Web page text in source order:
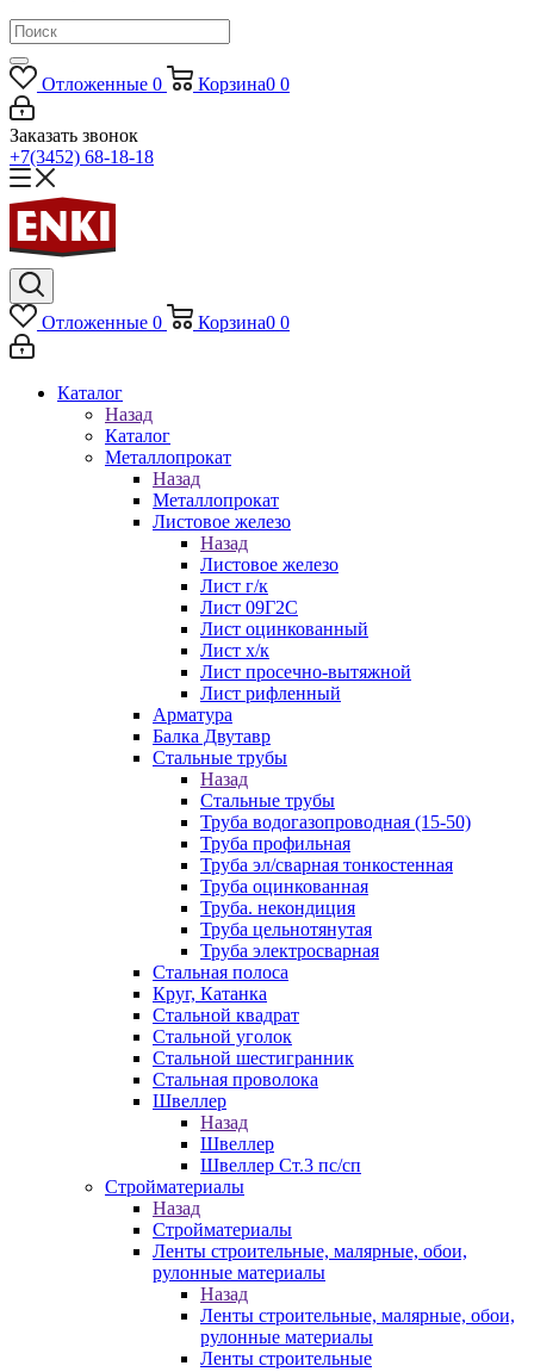
Отложенные 0 Корзина0 0
Заказать звонок
+7(3452) 68-18-18
Отложенные 0 Корзина0 0
Каталог
Назад
Каталог
Металлопрокат
Назад
Металлопрокат
Листовое железо
Назад
Листовое железо
Лист г/к
Лист 09Г2С
Лист оцинкованный
Лист х/к
Лист просечно-вытяжной
Лист рифленный
Арматура
Балка Двутавр
Стальные трубы
Назад
Стальные трубы
Труба водогазопроводная (15-50)
Труба профильная
Труба эл/сварная тонкостенная
Труба оцинкованная
Труба. некондиция
Труба цельнотянутая
Труба электросварная
Стальная полоса
Круг, Катанка
Стальной квадрат
Стальной уголок
Стальной шестигранник
Стальная проволока
Швеллер
Назад
Швеллер
Швеллер Ст.3 пс/сп
Стройматериалы
Назад
Стройматериалы
Ленты строительные, малярные, обои,
рулонные материалы
Назад
Ленты строительные, малярные, обои,
рулонные материалы
Ленты строительные